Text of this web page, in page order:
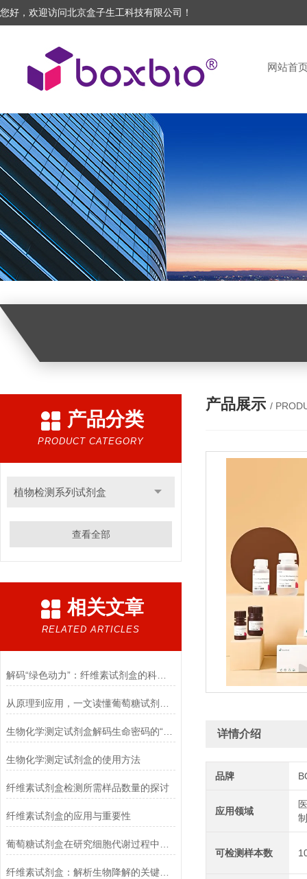
您好，欢迎访问北京盒子生工科技有限公司！
网站首
产品分类
PRODUCT CATEGORY
植物检测系列试剂盒
查看全部
相关文章
RELATED ARTICLES
解码“绿色动力”：纤维素试剂盒的科学逻辑
生物化学测定试剂盒的使用方法
纤维素试剂盒检测所需样品数量的探讨
纤维素试剂盒的应用与重要性
纤维素试剂盒：解析生物降解的关键利器
产品展示 /
详情介绍
品牌
应用领域
可检测样本数